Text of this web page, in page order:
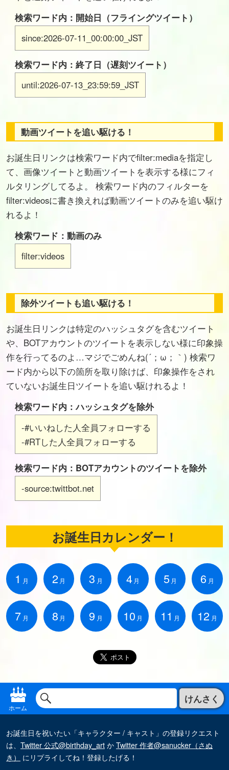
検索ワード内：開始日（フライングツイート）
since:2026-07-11_00:00:00_JST
検索ワード内：終了日（遅刻ツイート）
until:2026-07-13_23:59:59_JST
動画ツイートを追い駆ける！
お誕生日リンクは検索ワード内でfilter:mediaを指定し
て、画像ツイートと動画ツイートを表示する様にフィ
ルタリングしてるよ。 検索ワード内のフィルターを
filter:videosに書き換えれば動画ツイートのみを追い駆け
れるよ！
検索ワード：動画のみ
filter:videos
除外ツイートも追い駆ける！
お誕生日リンクは特定のハッシュタグを含むツイート
や、BOTアカウントのツイートを表示しない様に印象操
作を行ってるのよ…マジでごめんね(´；ω；｀) 検索ワ
ード内から以下の箇所を取り除けば、印象操作をされ
ていないお誕生日ツイートを追い駆けれるよ！
検索ワード内：ハッシュタグを除外
-#いいねした人全員フォローする
-#RTした人全員フォローする
検索ワード内：BOTアカウントのツイートを除外
-source:twittbot.net
お誕生日カレンダー！
1 月 2 月 3 月 4 月 5 月 6 月
7 月 8 月 9 月 10 月 11 月 12 月
ホーム
けんさく
お誕生日を祝いたい「キャラクター / キャスト」の登録リクエスト
は、 Twitter 公式@birthday_artかTwitter 作者@sanucker（さぬ
き）
にリプライしてね！登録したげる！